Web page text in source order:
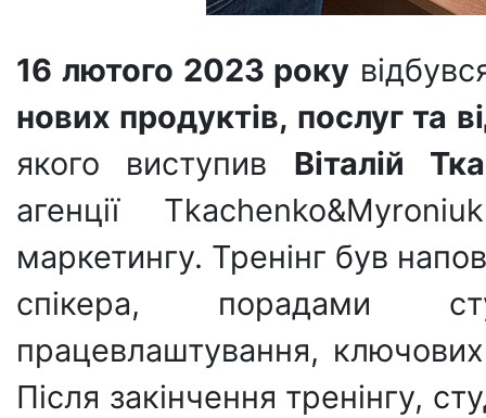
16 лютого 2023 року
нових продуктів, послуг та
якого виступив Віталій
агенції
маркетингу. Тренінг був
спікера, порадами
працевлаштування,
Після закінчення тренінгу,